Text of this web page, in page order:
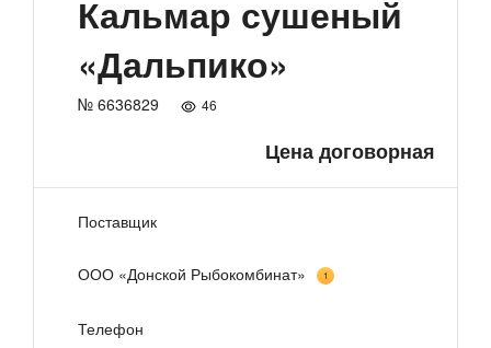
Кальмар сушеный
«Дальпико»
№ 6636829 46
Цена договорная
Поставщик
ООО «Донской Рыбокомбинат» 1
Телефон